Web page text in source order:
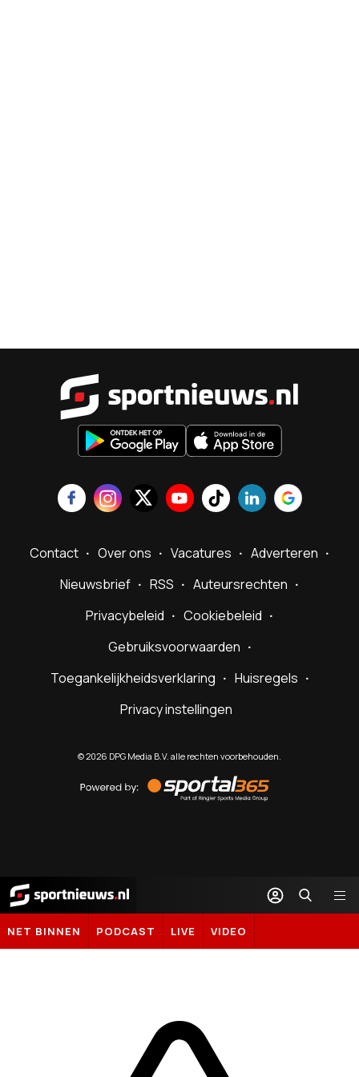
Contact Over ons Vacatures
Adverteren
Nieuwsbrief
RSS
Auteursrechten
Privacybeleid
Cookiebeleid
Gebruiksvoorwaarden
Toegankelijkheidsverklaring
Huisregels
Privacy instellingen
©2026 DPG Media B.V. alle rechten voorbehouden.
by
Sportal365
Sportnieuws.nl
NET BINNEN PODCAST LIVE VIDEO